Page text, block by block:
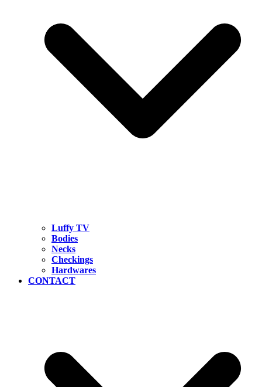
Luffy TV
Bodies
Necks
Checkings
Hardwares
CONTACT